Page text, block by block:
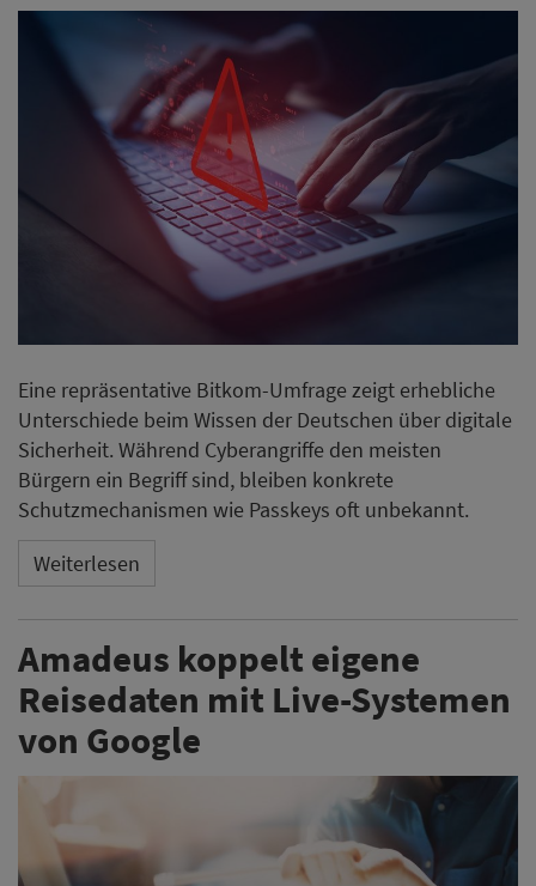
Eine repräsentative Bitkom-Umfrage zeigt erhebliche
Unterschiede beim Wissen der Deutschen über digitale
Sicherheit. Während Cyberangriffe den meisten
Bürgern ein Begriff sind, bleiben konkrete
Schutzmechanismen wie Passkeys oft unbekannt.
Weiterlesen
Amadeus koppelt eigene
Reisedaten mit Live-Systemen
von Google